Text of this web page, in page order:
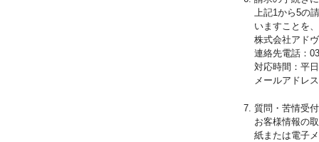
上記1から5の
いますことを
株式会社アド
連絡先電話：
対応時間：平
メールアドレ
質問・苦情受
お客様情報の
紙または電子